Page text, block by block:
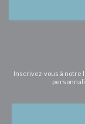
Inscrivez-vous à notre